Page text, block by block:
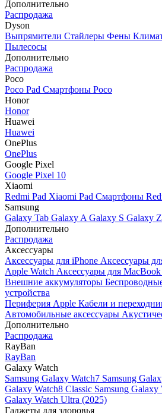
Дополнительно
Распродажа
Dyson
Выпрямители Стайлеры Фены
Пылесосы
Дополнительно
Распродажа
Poco
Poco Pad Смартфоны Poco
Honor
Honor
Huawei
Huawei
OnePlus
OnePlus
Google Pixel
Google Pixel 10
Xiaomi
Redmi Pad Xiaomi Pad Смартфоны
Samsung
Galaxy Tab Galaxy A Galaxy S Galaxy Z
Дополнительно
Распродажа
Аксессуары
Аксессуары для iPhone Аксессуары
Apple Watch Аксессуары для MacBook
Внешние аккумуляторы
устройства
Периферия Apple Кабели и
Автомобильные аксессуары
Дополнительно
Распродажа
RayBan
RayBan
Galaxy Watch
Samsung Galaxy Watch7 Samsung
Galaxy Watch8 Classic Samsung Galaxy
Galaxy Watch Ultra (2025)
Гаджеты для здоровья